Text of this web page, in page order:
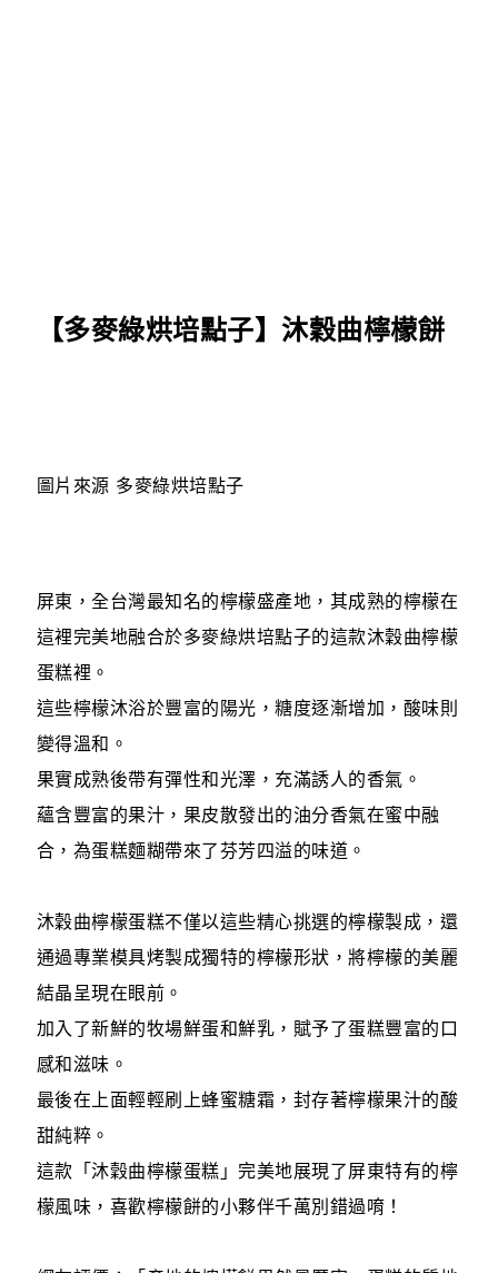
【多麥綠烘培點子】沐穀曲檸檬餅
圖片來源 多麥綠烘培點子
屏東，全台灣最知名的檸檬盛產地，其成熟的檸檬在
這裡完美地融合於多麥綠烘培點子的這款沐穀曲檸檬
蛋糕裡。
這些檸檬沐浴於豐富的陽光，糖度逐漸增加，酸味則
變得溫和。
果實成熟後帶有彈性和光澤，充滿誘人的香氣。
蘊含豐富的果汁，果皮散發出的油分香氣在蜜中融
合，為蛋糕麵糊帶來了芬芳四溢的味道。
沐穀曲檸檬蛋糕不僅以這些精心挑選的檸檬製成，還
通過專業模具烤製成獨特的檸檬形狀，將檸檬的美麗
結晶呈現在眼前。
加入了新鮮的牧場鮮蛋和鮮乳，賦予了蛋糕豐富的口
感和滋味。
最後在上面輕輕刷上蜂蜜糖霜，封存著檸檬果汁的酸
甜純粹。
這款「沐穀曲檸檬蛋糕」完美地展現了屏東特有的檸
檬風味，喜歡檸檬餅的小夥伴千萬別錯過唷！